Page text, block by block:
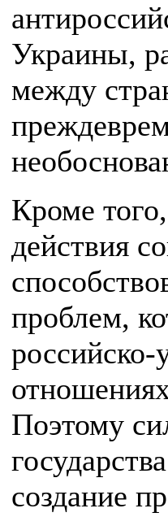
Украины,
между
Кроме
действия
проблем,
российско-
Поэтому
создание